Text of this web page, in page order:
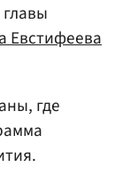
Евстифеева
где